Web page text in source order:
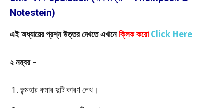
Notestein)
এই অধ্যায়ের প্রশ্ন উত্তর দেখতে এখানেক্লিক করোClick Here
২ নম্বর –
জন্মহার কমার দুটি কারণ লেখ।